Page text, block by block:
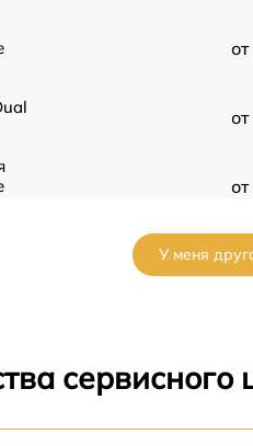
У меня
сервисного